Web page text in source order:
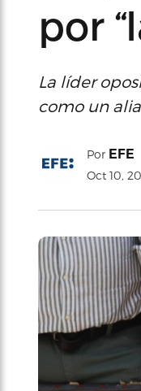
por
La líder
como un
Por EFE
Oct 10,